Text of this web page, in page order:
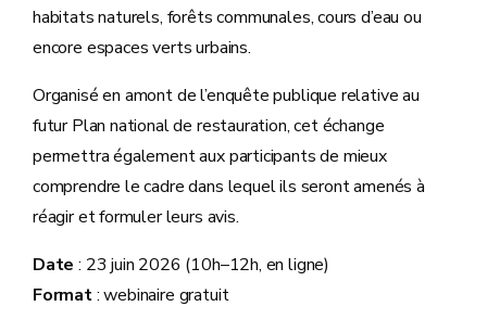
habitats naturels, forêts communales, cours d’eau ou
encore espaces verts urbains.
Organisé en amont de l’enquête publique relative au
futur Plan national de restauration, cet échange
permettra également aux participants de mieux
comprendre le cadre dans lequel ils seront amenés à
réagir et formuler leurs avis.
Date : 23 juin 2026 (10h–12h, en ligne)
Format: webinaire gratuit